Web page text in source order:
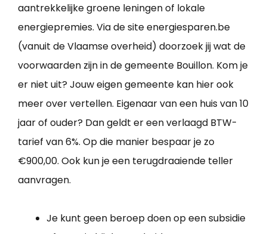
aantrekkelijke groene leningen of lokale
energiepremies. Via de site energiesparen.be
(vanuit de Vlaamse overheid) doorzoek jij wat de
voorwaarden zijn in de gemeente Bouillon. Kom je
er niet uit? Jouw eigen gemeente kan hier ook
meer over vertellen. Eigenaar van een huis van 10
jaar of ouder? Dan geldt er een verlaagd BTW-
tarief van 6%. Op die manier bespaar je zo
€900,00. Ook kun je een terugdraaiende teller
aanvragen.
Je kunt geen beroep doen op een subsidie